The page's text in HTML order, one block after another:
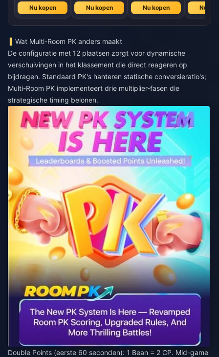
Nu kopen Nu kopen Nu kopen Nu
Wat Multi-Room PK anders maakt
De configuratie met 12 plaatsen zorgt voor dynamische
verschuivingen in het klassement die direct reageren op
bijdragen. Standaard PK's hanteren statische conversieratio's;
Multi-Room PK implementeert drie multiplier-fasen die
strategische timing belonen.
Double Points (eerste 60 seconden): 1 Bean = 2 CP. Mid-game